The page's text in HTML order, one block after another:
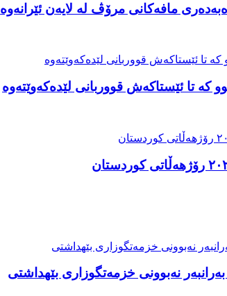
مافەکانی مرۆڤ لە لایەن ئێرانەوە
کە تا ئێستاکەش قووربانی لێدەکەوێتەوە
نەبوونی خزمەتگوزاری بێهداشتی